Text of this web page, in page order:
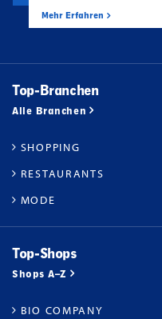
Mehr Erfahren
Top-Branchen
Alle Branchen
SHOPPING
RESTAURANTS
MODE
Top-Shops
Shops A–Z
BIO COMPANY